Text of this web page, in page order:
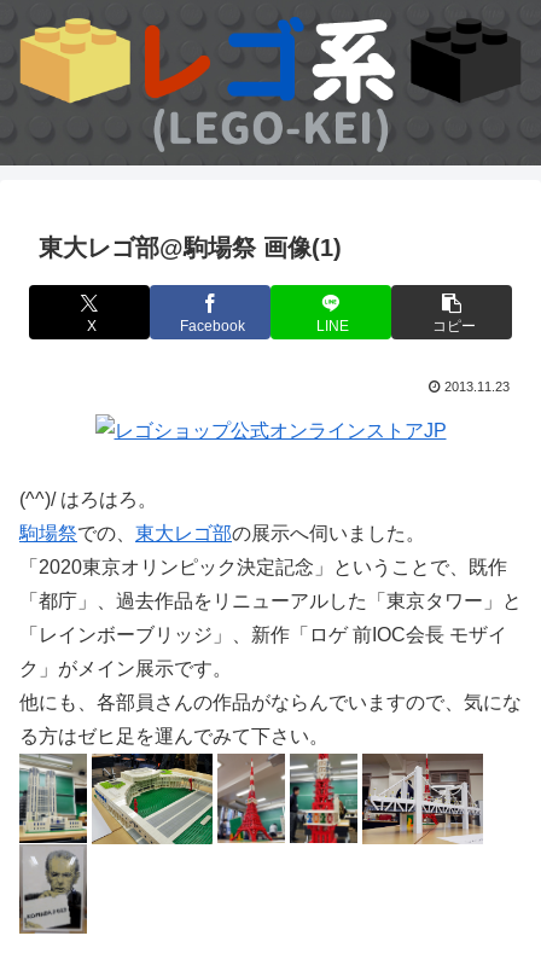
東大レゴ部@駒場祭 画像(1)
X Facebook LINE コピー
2013.11.23
(^^)/ はろはろ。
駒場祭での、 東大レゴ部の展示へ伺いました。
「2020東京オリンピック決定記念」ということで、既作
「都庁」、過去作品をリニューアルした「東京タワー」と
「レインボーブリッジ」、新作「ロゲ 前IOC会長 モザイ
ク」がメイン展示です。
他にも、各部員さんの作品がならんでいますので、気にな
る方はゼヒ足を運んでみて下さい。